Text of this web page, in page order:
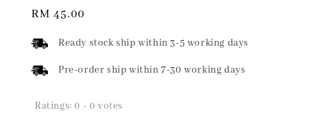
Regular
RM 45.00
Ready stock ship within 3-5 working days
Pre-order ship within 7-30 working days
Ratings:0 - 0 votes